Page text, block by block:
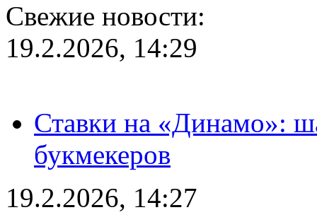
Свежие новости:
19.2.2026, 14:29
Ставки на «Динамо»:
букмекеров
19.2.2026, 14:27